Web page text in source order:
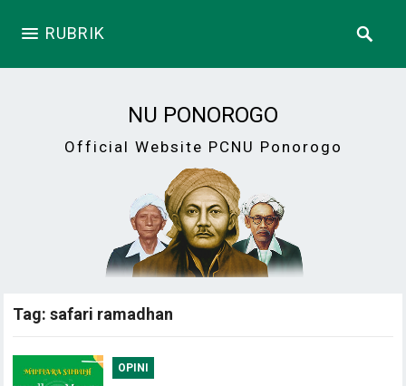
RUBRIK
NU PONOROGO
Official Website PCNU Ponorogo
Tag:safari ramadhan
OPINI